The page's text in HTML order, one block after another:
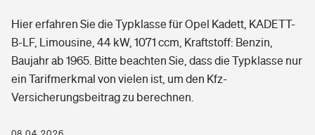
Grundfähigkeitsversicherung
Arbeitsrechtsschutz
Berufshaftpflichtversicherung
Freizeit
Pri­vate Haft­pflicht­
Gesundheit
Private Krankenversicherung
Hier erfahren Sie die Typklasse für Opel Kadett, KADETT-
B-LF, Limousine, 44 kW, 1071 ccm, Kraftstoff: Benzin,
Baujahr ab 1965. Bitte beachten Sie, dass die Typklasse nur
ein Tarifmerkmal von vielen ist, um den Kfz-
Versicherungsbeitrag zu berechnen.